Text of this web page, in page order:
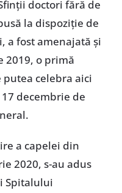
doctori fără de
la dispoziție de
a fost amenajată și
2019, o primă
celebra aici
decembrie de
a capelei din
2020, s-au adus
Spitalului